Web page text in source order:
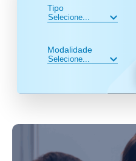
Tipo
Modalidade